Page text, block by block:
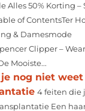
Alles 50% Korting
of ContentsTer
& Damesmode
Clipper –
Mooiste...
nog niet weet
4 feiten die
Een